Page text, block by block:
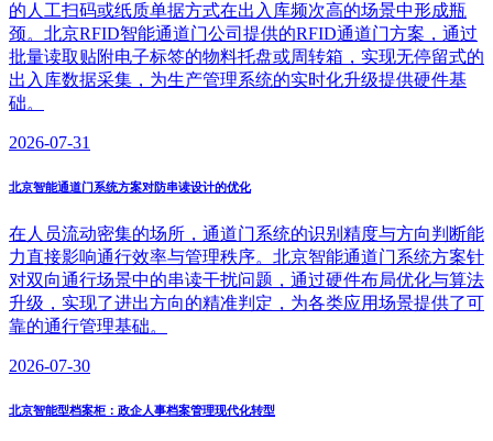
的人工扫码或纸质单据方式在出入库频次高的场景中形成瓶
颈。北京RFID智能通道门公司提供的RFID通道门方案，通过
批量读取贴附电子标签的物料托盘或周转箱，实现无停留式的
出入库数据采集，为生产管理系统的实时化升级提供硬件基
础。
2026-07-31
北京智能通道门系统方案对防串读设计的优化
在人员流动密集的场所，通道门系统的识别精度与方向判断能
力直接影响通行效率与管理秩序。北京智能通道门系统方案针
对双向通行场景中的串读干扰问题，通过硬件布局优化与算法
升级，实现了进出方向的精准判定，为各类应用场景提供了可
靠的通行管理基础。
2026-07-30
北京智能型档案柜：政企人事档案管理现代化转型